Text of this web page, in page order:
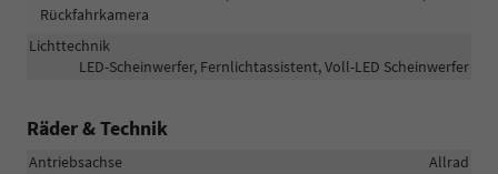
Rückfahrkamera
Lichttechnik
LED-Scheinwerfer, Fernlichtassistent, Voll-LED Scheinwerfer
Räder & Technik
Antriebsachse Allrad